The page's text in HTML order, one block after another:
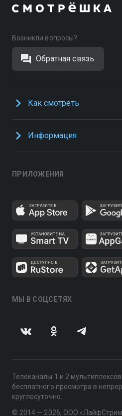
Возникли вопросы?
Обратная связь
Как смотреть
Информация
ПРИЛОЖЕНИЯ
МЫ В СОЦСЕТЯХ
Телеканалы 1 и 2
бесплатного просмотра в
круглосуточно.
© 2014 — 2026, ООО